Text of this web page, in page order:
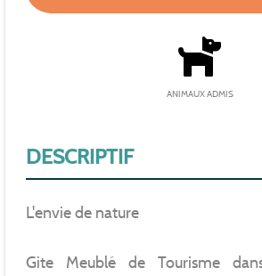
DESCRIPTIF
L'envie de nature
Gite Meublé de Tourisme
ANIMAUX ADMIS